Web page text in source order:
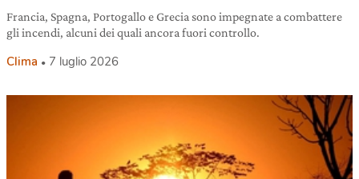
Francia, Spagna, Portogallo e Grecia sono impegnate a combattere
gli incendi, alcuni dei quali ancora fuori controllo.
Clima 7 luglio 2026